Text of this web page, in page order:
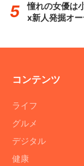
憧れの女優は
x新人発掘オ
コンテンツ
ライフ
グルメ
デジタル
健康